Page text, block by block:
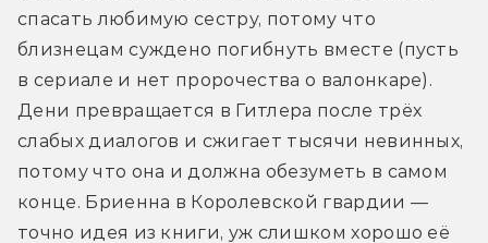
спасать любимую сестру, потому что
близнецам суждено погибнуть вместе (пусть
в сериале и нет пророчества о валонкаре).
Дени превращается в Гитлера после трёх
слабых диалогов и сжигает тысячи невинных,
потому что она и должна обезуметь в самом
конце. Бриенна в Королевской гвардии —
точно идея из книги, уж слишком хорошо её